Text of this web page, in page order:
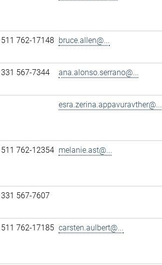
762-17148 bruce.allen@...
567-7344 ana.alonso.serrano@...
esra.zerina.appavuravther@...
762-12354 melanie.ast@...
567-7607
762-17185 carsten.aulbert@...